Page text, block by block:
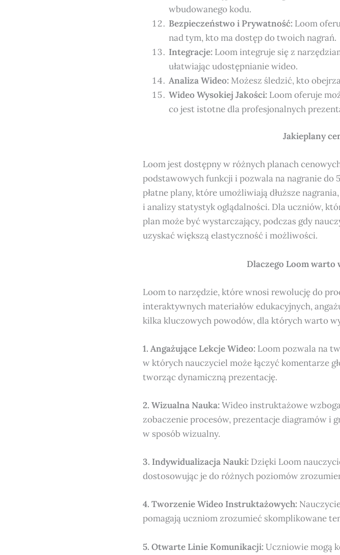
wbudowanego kodu.
Bezpieczeństwo i Prywatność: Loom
nad tym, kto ma dostęp do twoich nagrań.
Integracje: Loom integruje się z
ułatwiając udostępnianie wideo.
Analiza Wideo: Możesz śledzić, kto
Wideo Wysokiej Jakości: Loom oferuje
co jest istotne dla profesjonalnych
Jakieplany
Loom jest dostępny w różnych planach
podstawowych funkcji i pozwala na nagranie do
płatne plany, które umożliwiają dłuższe
i analizy statystyk oglądalności. Dla uczniów,
plan może być wystarczający, podczas gdy
uzyskać większą elastyczność i możliwości.
Dlaczego Loom warto
Loom to narzędzie, które wnosi rewolucję do
interaktywnych materiałów edukacyjnych,
kilka kluczowych powodów, dla których warto
1. Angażujące Lekcje Wideo: Loom pozwala na
w których nauczyciel może łączyć komentarze
tworząc dynamiczną prezentację.
2. Wizualna Nauka: Wideo instruktażowe
zobaczenie procesów, prezentacje diagramów i
w sposób wizualny.
3. Indywidualizacja Nauki: Dzięki Loom
dostosowując je do różnych poziomów
4. Tworzenie Wideo Instruktażowych:
pomagają uczniom zrozumieć skomplikowane
5. Otwarte Linie Komunikacji: Uczniowie mogą